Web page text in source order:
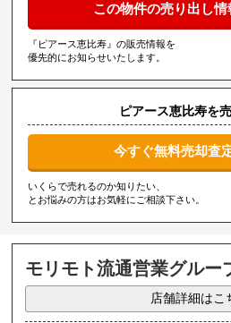
この物件の売り出し
『ピアース恵比寿』の販売情報を
優先的にお知らせいたします。
ピアース恵比寿を
今すぐ無料売却査
いくらで売れるのか知りたい、
とお悩みの方はお気軽にご相談下さい。
モリモト流通営業グルー
店舗詳細はこ